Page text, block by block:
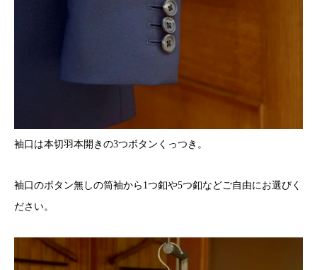
袖口は本切羽本開きの3つボタンくっつき。
袖口のボタン無しの筒袖から1つ釦や5つ釦などご自由にお選びく
ださい。